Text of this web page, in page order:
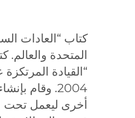
كتاب “العادات
المتحدة والعالم.
“القيادة
أخرى ليعمل تحت